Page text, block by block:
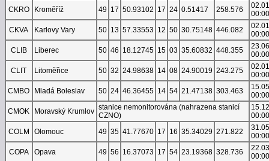
CKRO
Kroměříž 49 17 50.93102 17 24 0.51417 258.576
00:00
CKVA
Karlovy Vary 50 13 57.33553 12 50 30.75148 446.082
00:00
CLIB
Liberec 50 46 18.12745 15 03 35.60832 448.355
00:00
CLIT
Litoměřice 50 32 24.98638 14 08 24.90019 243.275
00:00
CMBO
Mladá Boleslav 50 24 46.36455 14 54 21.47138 303.463
00:00
CMOK
Moravský Krumlov stanice nemonitorována (nahrazena stanicí
CZNO)
00:00
COLM
Olomouc 49 35 41.77670 17 16 35.34029 271.822
00:00
COPA
Opava 49 56 16.37073 17 54 23.19368 328.736
00:00